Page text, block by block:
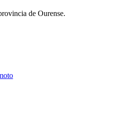
de Ourense.